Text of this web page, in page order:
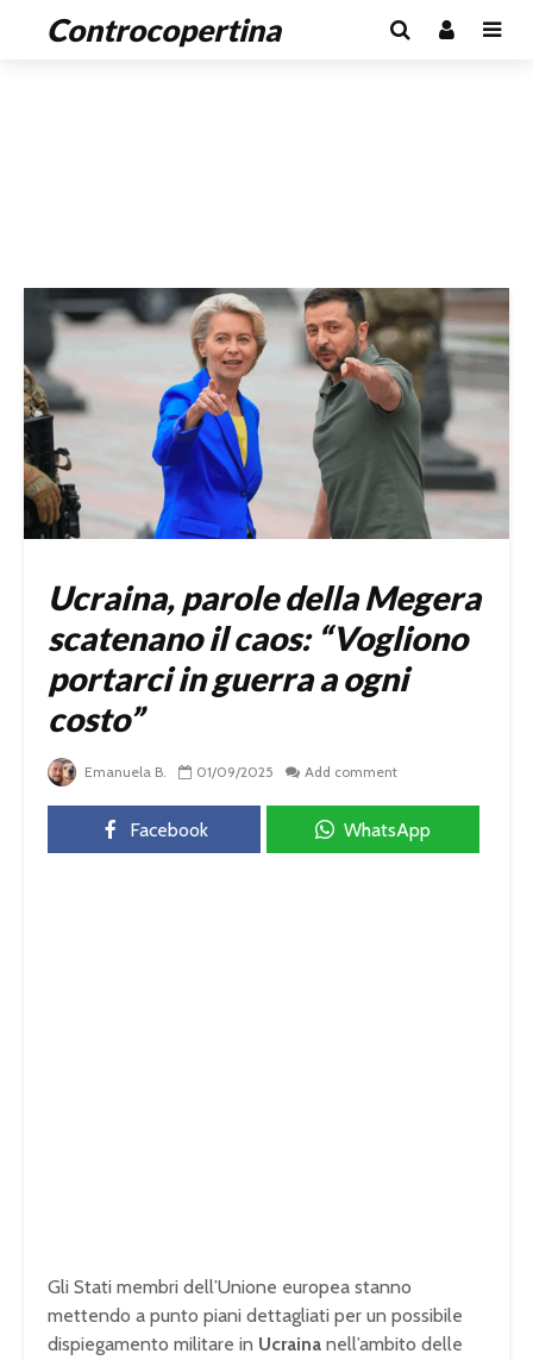
Controcopertina
Ucraina, parole della Megera
scatenano il caos: “Vogliono
portarci in guerra a ogni
costo”
Emanuela B. 01/09/2025 Add comment
Facebook WhatsApp
Gli Stati membri dell’Unione europea stanno
mettendo a punto piani dettagliati per un possibile
dispiegamento militare in Ucraina nell’ambito delle